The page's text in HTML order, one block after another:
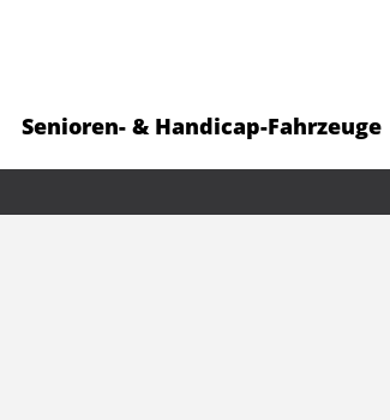
Senioren- & Handicap-Fahrzeuge